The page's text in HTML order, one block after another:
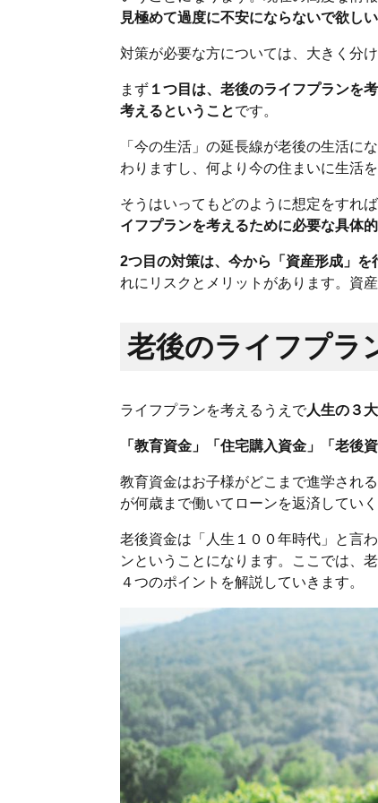
見極めて過度に不安にならないで欲しい
対策が必要な方については、大きく分
まず １つ目は、老後のライフプランを
考えるということです。
「今の生活」の延長線が老後の生活に
わりますし、何より今の住まいに生活
そうはいってもどのように想定をすれ
イフプランを考えるために必要な具体
2つ目の対策は、今から「資産形成」を
れにリスクとメリットがあります。資
老後のライフプラ
ライフプランを考えるうえで人生の３
「教育資金」「住宅購入資金」「老後
教育資金はお子様がどこまで進学され
が何歳まで働いてローンを返済してい
老後資金は「人生１００年時代」と言
ンということになります。ここでは、
４つのポイントを解説していきます。